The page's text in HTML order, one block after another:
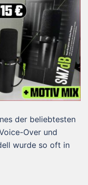
der beliebtesten
Over und
wurde so oft in